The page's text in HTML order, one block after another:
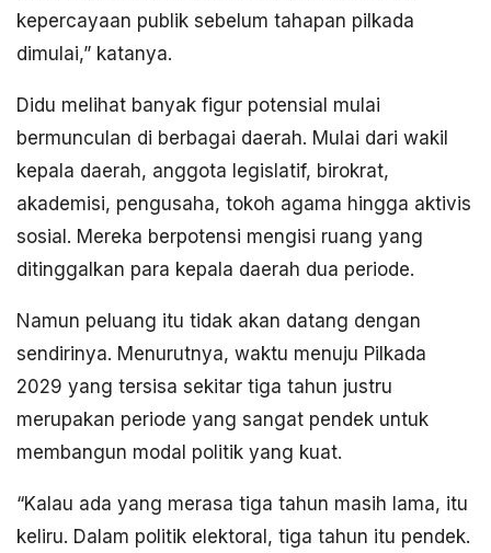
kepercayaan publik sebelum tahapan pilkada
dimulai,” katanya.
Didu melihat banyak figur potensial mulai
bermunculan di berbagai daerah. Mulai dari wakil
kepala daerah, anggota legislatif, birokrat,
akademisi, pengusaha, tokoh agama hingga aktivis
sosial. Mereka berpotensi mengisi ruang yang
ditinggalkan para kepala daerah dua periode.
Namun peluang itu tidak akan datang dengan
sendirinya. Menurutnya, waktu menuju Pilkada
2029 yang tersisa sekitar tiga tahun justru
merupakan periode yang sangat pendek untuk
membangun modal politik yang kuat.
“Kalau ada yang merasa tiga tahun masih lama, itu
keliru. Dalam politik elektoral, tiga tahun itu pendek.